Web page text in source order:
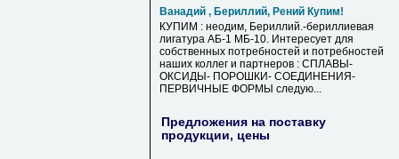
Ванадий , Бериллий, Рений Купим!
КУПИМ : неодим, Бериллий.-бериллиевая
лигатура АБ-1 МБ-10. Интересует для
собственных потребностей и потребностей
наших коллег и партнеров : СПЛАВЫ-
ОКСИДЫ- ПОРОШКИ- СОЕДИНЕНИЯ-
ПЕРВИЧНЫЕ ФОРМЫ следую...
Предложения на поставку
продукции, цены